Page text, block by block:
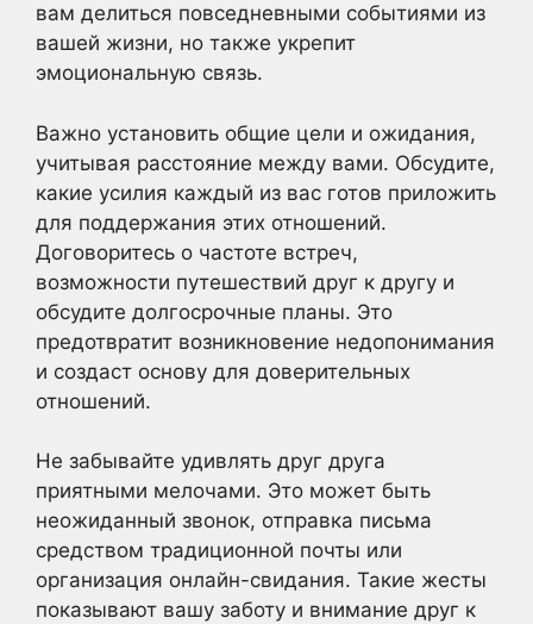
вам делиться повседневными событиями из
вашей жизни, но также укрепит
эмоциональную связь.
Важно установить общие цели и ожидания,
учитывая расстояние между вами. Обсудите,
какие усилия каждый из вас готов приложить
для поддержания этих отношений.
Договоритесь о частоте встреч,
возможности путешествий друг к другу и
обсудите долгосрочные планы. Это
предотвратит возникновение недопонимания
и создаст основу для доверительных
отношений.
Не забывайте удивлять друг друга
приятными мелочами. Это может быть
неожиданный звонок, отправка письма
средством традиционной почты или
организация онлайн-свидания. Такие жесты
показывают вашу заботу и внимание друг к